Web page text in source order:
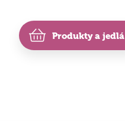
Produkty a jedlá